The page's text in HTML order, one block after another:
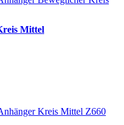
Mittel